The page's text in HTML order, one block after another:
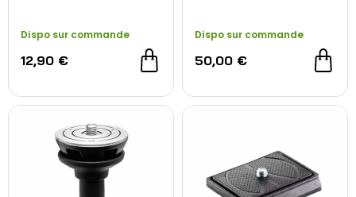
Dispo sur commande
12,90 €
Dispo sur commande
50,00 €